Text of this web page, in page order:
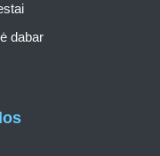
dabar